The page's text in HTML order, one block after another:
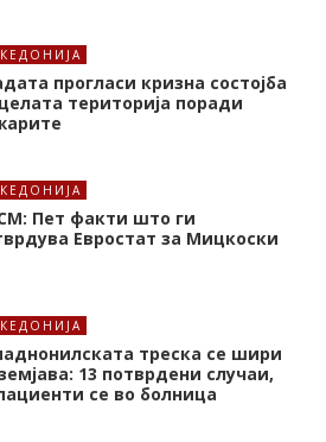
прогласи кризна состојба
територија поради
Пет факти што ги
Евростат за Мицкоски
треска се шири
13 потврдени случаи,
се во болница